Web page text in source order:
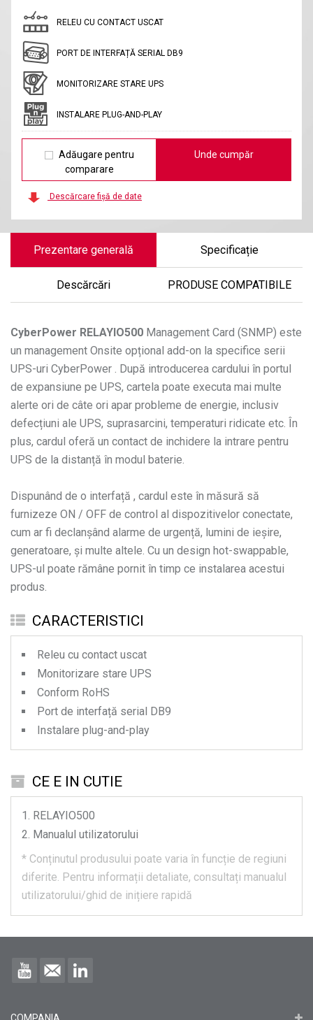
RELEU CU CONTACT USCAT
PORT DE INTERFAȚĂ SERIAL DB9
MONITORIZARE STARE UPS
INSTALARE PLUG-AND-PLAY
Adăugare pentru
comparare
Unde cumpăr
Descărcare fișă de date
Prezentare generală Specificație
Descărcări PRODUSE COMPATIBILE
CyberPower RELAYIO500 Management Card (SNMP) este
un management Onsite opțional add-on la specifice serii
UPS-uri CyberPower . După introducerea cardului în portul
de expansiune pe UPS, cartela poate executa mai multe
alerte ori de câte ori apar probleme de energie, inclusiv
defecțiuni ale UPS, suprasarcini, temperaturi ridicate etc. În
plus, cardul oferă un contact de inchidere la intrare pentru
UPS de la distanță în modul baterie.
Dispunând de o interfață , cardul este în măsură să
furnizeze ON / OFF de control al dispozitivelor conectate,
cum ar fi declanșând alarme de urgență, lumini de ieșire,
generatoare, și multe altele. Cu un design hot-swappable,
UPS-ul poate rămâne pornit în timp ce instalarea acestui
produs.
CARACTERISTICI
Releu cu contact uscat
Monitorizare stare UPS
Conform RoHS
Port de interfață serial DB9
Instalare plug-and-play
CE E IN CUTIE
RELAYIO500
Manualul utilizatorului
* Conținutul produsului poate varia în funcție de regiuni
diferite. Pentru informații detaliate, consultați manualul
utilizatorului/ghid de inițiere rapidă